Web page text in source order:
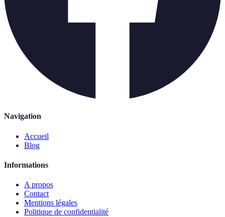
Navigation
Accueil
Blog
Informations
A propos
Contact
Mentions légales
Politique de confidentialité